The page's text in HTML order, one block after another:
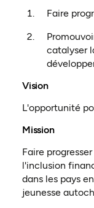
Faire
catalyser
Vision
L'opportunité
Mission
Faire
l'inclusion
dans les pays
jeunesse